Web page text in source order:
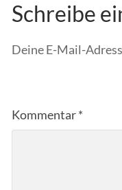
Schreibe
Deine E-Mail-
Kommentar*